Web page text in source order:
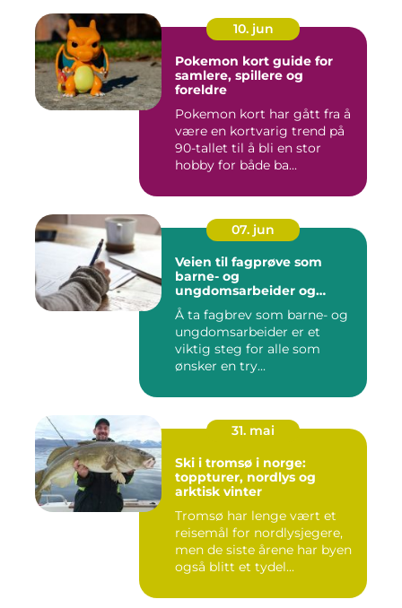
10. jun
Pokemon kort guide for
samlere, spillere og
foreldre
Pokemon kort har gått fra å
være en kortvarig trend på
90-tallet til å bli en stor
hobby for både ba...
07. jun
Veien til fagprøve som
barne- og
ungdomsarbeider og
barne- og
ungdomsarbeiderfaget VG1
Å ta fagbrev som barne- og
ungdomsarbeider er et
viktig steg for alle som
ønsker en try...
31. mai
Ski i tromsø i norge:
toppturer, nordlys og
arktisk vinter
Tromsø har lenge vært et
reisemål for nordlysjegere,
men de siste årene har byen
også blitt et tydel...